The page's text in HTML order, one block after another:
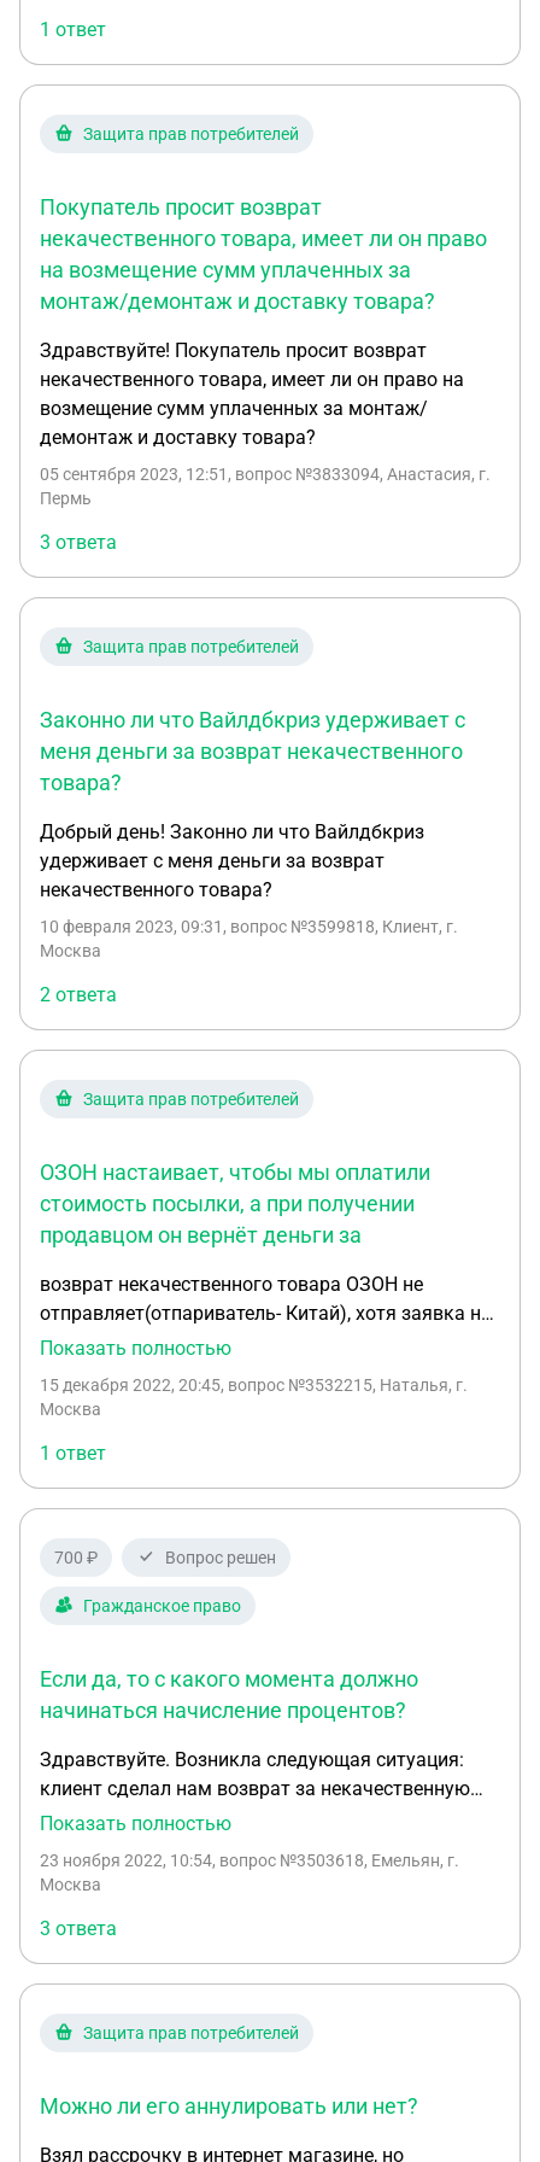
1 ответ
Защита прав потребителей
Покупатель просит возврат
некачественного товара, имеет ли он право
на возмещение сумм уплаченных за
монтаж/демонтаж и доставку товара?
Здравствуйте! Покупатель просит возврат
некачественного товара, имеет ли он право на
возмещение сумм уплаченных за монтаж/
демонтаж и доставку товара?
05 сентября 2023, 12:51 , вопрос №3833094, Анастасия, г.
Пермь
3 ответа
Защита прав потребителей
Законно ли что Вайлдбкриз удерживает с
меня деньги за возврат некачественного
товара?
Добрый день! Законно ли что Вайлдбкриз
удерживает с меня деньги за возврат
некачественного товара?
10 февраля 2023, 09:31 , вопрос №3599818, Клиент, г.
Москва
2 ответа
Защита прав потребителей
ОЗОН настаивает, чтобы мы оплатили
стоимость посылки, а при получении
продавцом он вернёт деньги за
возврат некачественного товара ОЗОН не
отправляет(отпариватель- Китай), хотя заявка на
возврат одобрена, есть номер, в пункте сказали,
значный трек код для бесплатной отправки. Озон
оплатили стоимость посылки, а при получении
продавцом он вернёт деньги за некачественный
товар и стоимость пересылки, А ЕСЛИ не вернёт,
вернёт стоимость пересылки. Подскажите какие
варианты? Если стоимость пересылки в Китай
руб пересылка. А если не вернут, то что?
Показать полностью
15 декабря 2022, 20:45, вопрос №3532215, Наталья, г.
Москва
1 ответ
700 ₽ Вопрос решен
Гражданское право
Если да, то с какого момента должно
начинаться начисление процентов?
Здравствуйте. Возникла следующая ситуация:
клиент сделал нам возврат за некачественную
продукцию на 5млн.руб., что подтверждено
товаром, который поставляли в течение 6,5
Договора либо доп.соглашения не составляли.
Работали как делали это раньше, т.е. отгружали
каждую неделю товар, а клиент вычитал сумму
конкретной отгрузки из общего долга до момента
полного погашения (иногда платил 30% от суммы
требует заплатить ему проценты за пользование
Показать полностью
23 ноября 2022, 10:54, вопрос №3503618, Емельян, г.
Москва
3 ответа
Защита прав потребителей
Можно ли его аннулировать или нет?
Взял рассрочку в интернет магазине, но